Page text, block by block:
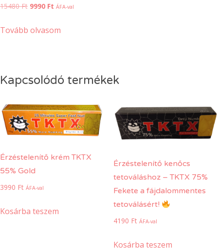
15480Ft Original
was:
9990 Ft Current
is:
ÁFA-val
Tovább olvasom
Kapcsolódó termékek
Érzéstelenítő krém TKTX
55% Gold
3990 Ft ÁFA-val
Kosárba teszem
Érzéstelenítő kenőcs
tetováláshoz – TKTX 75%
Fekete a fájdalommentes
tetoválásért!
4190 Ft ÁFA-val
Kosárba teszem